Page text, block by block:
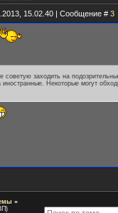
15.02.40 | Сообщение # 3
советую заходить на
иностранные. Некоторые могут
»